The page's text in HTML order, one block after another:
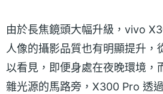
由於長焦鏡頭大幅升級，vivo
人像的攝影品質也有明顯提升，
以看見，即便身處在夜晚環境，
雜光源的馬路旁，X300 Pro 透